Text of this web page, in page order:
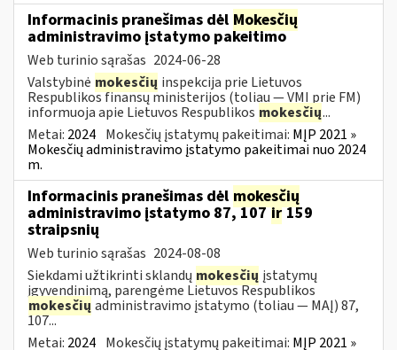
Informacinis pranešimas dėl Mokesčių
administravimo įstatymo pakeitimo
Web turinio sąrašas 2024-06-28
Valstybinė mokesčių inspekcija prie Lietuvos
Respublikos finansų ministerijos (toliau — VMI prie FM)
informuoja apie Lietuvos Respublikos mokesčių...
Metai: 2024 Mokesčių įstatymų pakeitimai: MĮP 2021 »
Mokesčių administravimo įstatymo pakeitimai nuo 2024
m.
Informacinis pranešimas dėl mokesčių
administravimo įstatymo 87, 107ir159
straipsnių
Web turinio sąrašas 2024-08-08
Siekdami užtikrinti sklandų mokesčių įstatymų
įgyvendinimą, parengėme Lietuvos Respublikos
mokesčių administravimo įstatymo (toliau — MAĮ) 87,
107...
Metai: 2024 Mokesčių įstatymų pakeitimai: MĮP 2021 »